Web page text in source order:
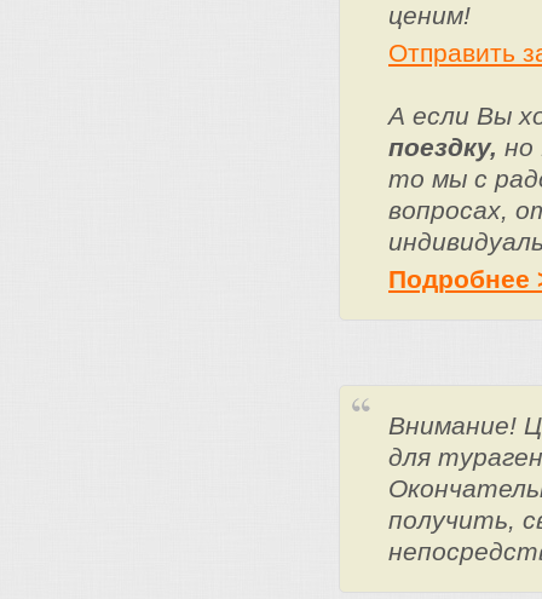
ценим!
Отправить
А если Вы
поездку, но
то мы с
вопросах,
Подробнее
Внимание!
для
получить,